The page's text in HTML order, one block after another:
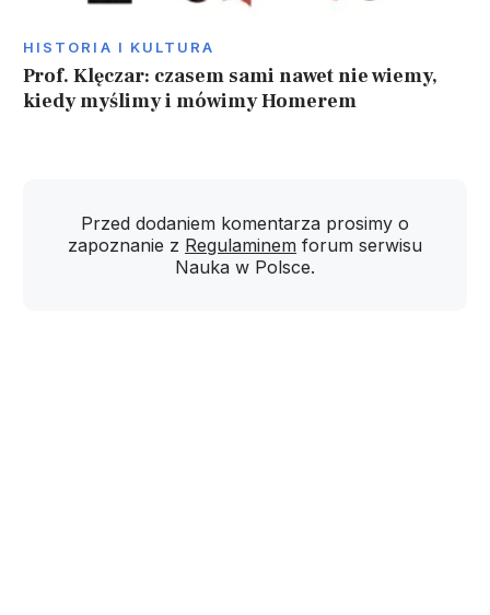
HISTORIA I KULTURA
Prof. Klęczar: czasem sami nawet nie wiemy,
kiedy myślimy i mówimy Homerem
Przed dodaniem komentarza prosimy o
zapoznanie z Regulaminem forum serwisu
Nauka w Polsce.